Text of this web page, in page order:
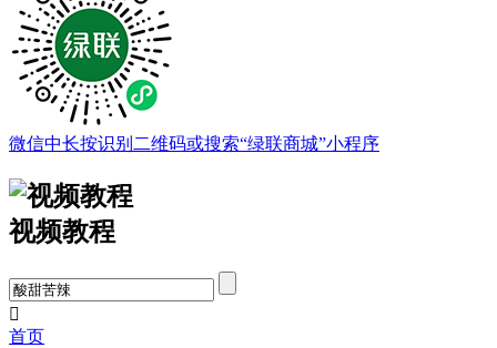
微信中长按识别二维码或搜索“绿联商城”小程序
视频教程

首页